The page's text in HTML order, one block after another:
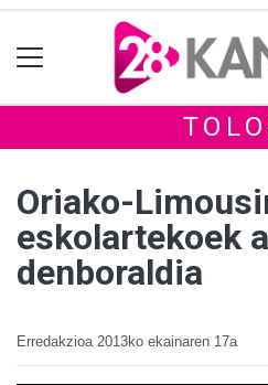
Oriako-
eskolartekoek
denboraldia
Erredakzioa 2013ko ekainaren 17a